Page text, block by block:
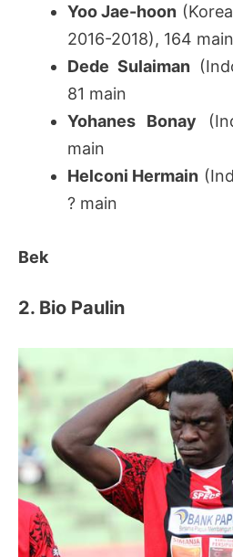
Yoo Jae-hoon
2016-2018), 164 main
Dede Sulaiman
81 main
Yohanes Bonay
main
Helconi Hermain
? main
Bek
2. Bio Paulin